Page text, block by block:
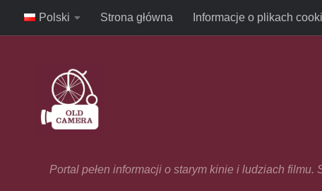
Skip to content
Polski Strona główna Informacje o plikach
Portal pełen informacji o starym kinie i ludziach